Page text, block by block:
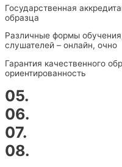
Государственная
образца
Различные формы
слушателей – онлайн, очно
Гарантия качественного
ориентированность
05.
06.
07.
08.